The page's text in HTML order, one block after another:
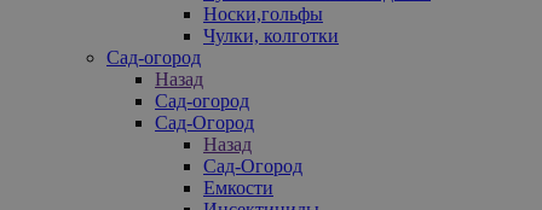
Носки,гольфы
Чулки, колготки
Сад-огород
Назад
Сад-огород
Сад-Огород
Назад
Сад-Огород
Емкости